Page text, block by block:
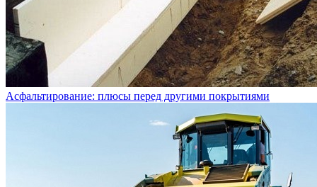
Асфальтирование: плюсы перед другими покрытиями